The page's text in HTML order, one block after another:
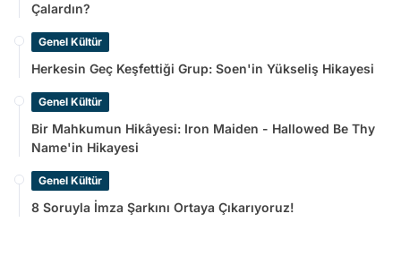
Çalardın?
Genel Kültür
Herkesin Geç Keşfettiği Grup: Soen'in Yükseliş Hikayesi
Genel Kültür
Bir Mahkumun Hikâyesi: Iron Maiden - Hallowed Be Thy
Name'in Hikayesi
Genel Kültür
8 Soruyla İmza Şarkını Ortaya Çıkarıyoruz!